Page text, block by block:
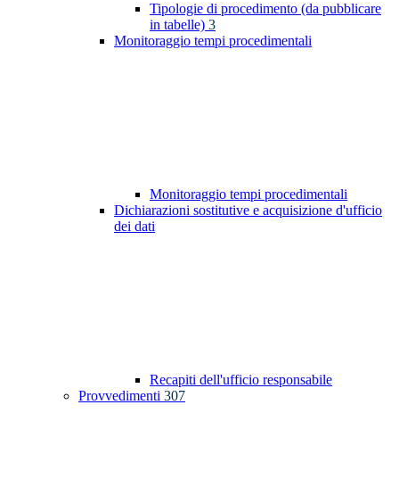
Tipologie di procedimento (da pubblicare
in tabelle) 3
Monitoraggio tempi procedimentali
Monitoraggio tempi procedimentali
Dichiarazioni sostitutive e acquisizione d'ufficio
dei dati
Recapiti dell'ufficio responsabile
Provvedimenti 307